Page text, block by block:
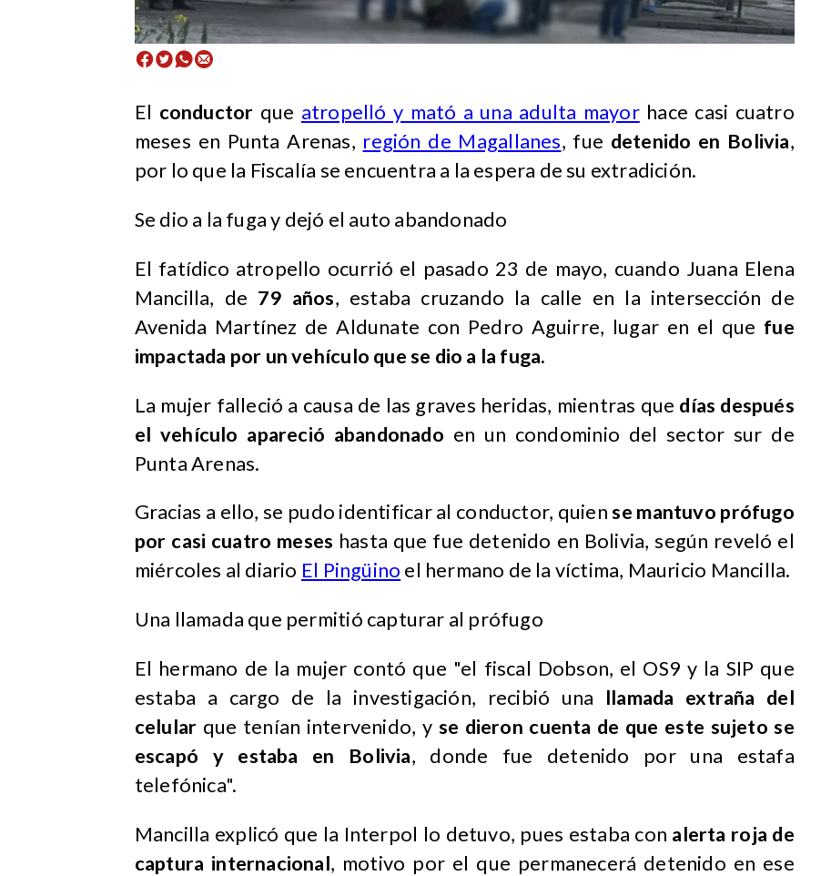
El conductor que atropelló y mató a una adulta mayorhace casi cuatro
meses en Punta Arenas, región de Magallanes, fue detenido en Bolivia,
por lo que la Fiscalía se encuentra a la espera de su extradición.
Se dio a la fuga y dejó el auto abandonado
El fatídico atropello ocurrió el pasado 23 de mayo, cuando Juana Elena
Mancilla, de 79 años, estaba cruzando la calle en la intersección de
Avenida Martínez de Aldunate con Pedro Aguirre, lugar en el que fue
impactada por un vehículo que se dio a la fuga.
La mujer falleció a causa de las graves heridas, mientras que días después
el vehículo apareció abandonado en un condominio del sector sur de
Punta Arenas.
Gracias a ello, se pudo identificar al conductor, quiense mantuvo prófugo
por casi cuatro meses hasta que fue detenido en Bolivia, según reveló el
miércoles al diario El Pingüino el hermano de la víctima, Mauricio Mancilla.
Una llamada que permitió capturar al prófugo
El hermano de la mujer contó que "el fiscal Dobson, el OS9 y la SIP que
estaba a cargo de la investigación, recibió una llamada extraña del
celular que tenían intervenido, y se dieron cuenta de que este sujeto se
escapó y estaba en Bolivia, donde fue detenido por una estafa
telefónica".
Mancilla explicó que la Interpol lo detuvo, pues estaba con alerta roja de
captura internacional, motivo por el que permanecerá detenido en ese